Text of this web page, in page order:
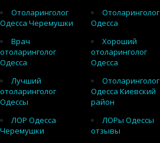
Отоларинголог
Одесса Черемушки
Отоларинголог
Одесса
Врач
отоларинголог
Одесса
Хороший
отоларинголог
Одесса
Лучший
отоларинголог
Одессы
Отоларинголог
Одесса Киевский
район
ЛОР Одесса
Черемушки
ЛОРы Одессы
отзывы